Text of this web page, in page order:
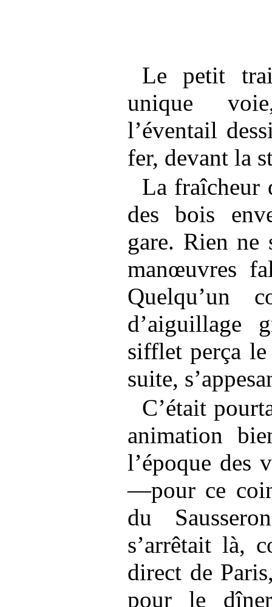
Le petit
unique
l’éventail
fer, devant la
La fraîcheur
des bois
gare. Rien ne
manœuvres
Quelqu’un
d’aiguillage
sifflet perça
suite,
C’était
animation
l’époque des
—pour ce
du
s’arrêtait là,
direct de
pour le